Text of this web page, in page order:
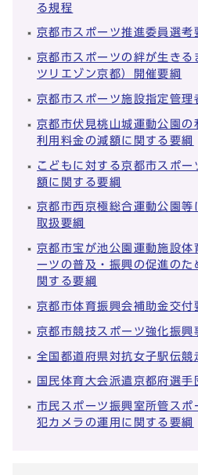
る規程
京都市スポーツ推進委員選考
京都市スポーツの絆が生きる
ツリエゾン京都）開催要綱
京都市スポーツ施設指定管理
京都市伏見桃山城運動公園の
利用料金の減額に関する要綱
こどもに対する京都市スポ
額に関する要綱
京都市西京極総合運動公園等
取扱要綱
京都市宝が池公園運動施設体
ーツの普及・振興の促進のた
関する要綱
京都市体育振興会補助金交付
京都市競技スポーツ強化振興
全国都道府県対抗女子駅伝競
国民体育大会派遣京都府選手
市民スポーツ振興室所管スポ
犯カメラの運用に関する要綱